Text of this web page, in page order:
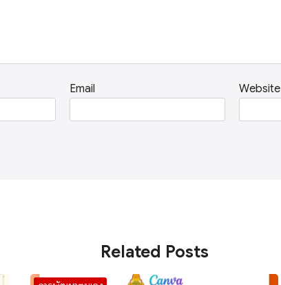
Email Website
Related Posts